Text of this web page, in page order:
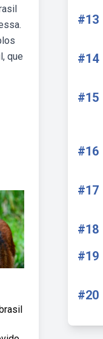
que
#13
#14
#15
#16
#17
#18
#19
#20